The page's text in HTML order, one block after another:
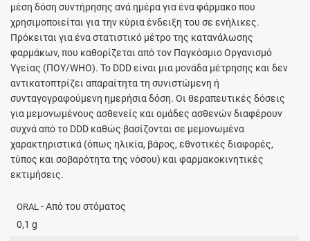
μέση δόση συντήρησης ανά ημέρα για ένα φάρμακο που
χρησιμοποιείται για την κύρια ένδειξη του σε ενήλικες.
Πρόκειται για ένα στατιστικό μέτρο της κατανάλωσης
φαρμάκων, που καθορίζεται από τον Παγκόσμιο Οργανισμό
Υγείας (ΠΟΥ/WHO). Το DDD είναι μια μονάδα μέτρησης και δεν
αντικατοπτρίζει απαραίτητα τη συνιστώμενη ή
συνταγογραφούμενη ημερήσια δόση. Οι θεραπευτικές δόσεις
για μεμονωμένους ασθενείς και ομάδες ασθενών διαφέρουν
συχνά από το DDD καθώς βασίζονται σε μεμονωμένα
χαρακτηριστικά (όπως ηλικία, βάρος, εθνοτικές διαφορές,
τύπος και σοβαρότητα της νόσου) και φαρμακοκινητικές
εκτιμήσεις.
ORAL - Από του στόματος
0,1 g